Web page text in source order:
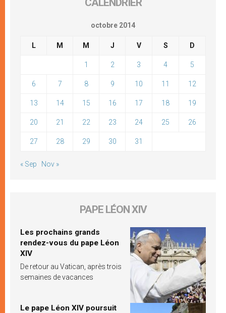
octobre 2014
L M M J V S D
1 2 3 4 5
6 7 8 9 10 11 12
13 14 15 16 17 18 19
20 21 22 23 24 25 26
27 28 29 30 31
« Sep Nov »
PAPE LÉON XIV
Les prochains grands
rendez-vous du pape Léon
XIV
De retour au Vatican, après trois
semaines de vacances
Le pape Léon XIV poursuit